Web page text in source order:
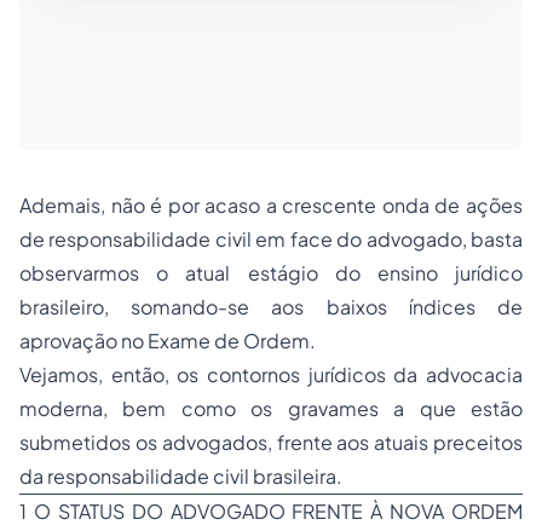
Ademais, não é por acaso a crescente onda de ações
de responsabilidade civil em face do advogado, basta
observarmos o atual estágio do ensino jurídico
brasileiro, somando-se aos baixos índices de
aprovação no Exame de Ordem.
Vejamos, então, os contornos jurídicos da advocacia
moderna, bem como os gravames a que estão
submetidos os advogados, frente aos atuais preceitos
da responsabilidade civil brasileira.
1 O STATUSDO ADVOGADO FRENTE À NOVA ORDEM